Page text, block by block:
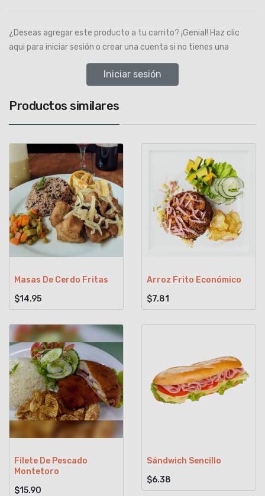
¿Deseas agregar este producto a tu carrito? ¡Genial! Haz clic
aqui para iniciar sesión o crear una cuenta si no tienes una
Iniciar sesión
Productos similares
Masas De Cerdo Fritas
$14.95
Arroz Frito Económico
$7.81
Filete De Pescado
Montetoro
$15.90
Sándwich Sencillo
$6.38